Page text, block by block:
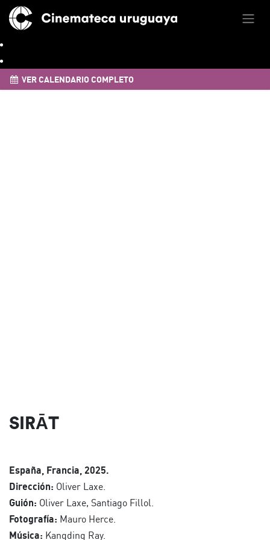
VER CALENDARIO COMPLETO
SIRĀT
España, Francia, 2025.
Dirección: Oliver Laxe.
Guión: Oliver Laxe, Santiago Fillol.
Fotografía: Mauro Herce.
Música: Kangding Ray.